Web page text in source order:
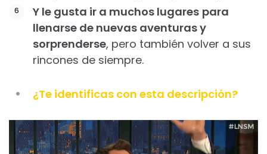
Y le gusta ir a muchos lugares para
llenarse de nuevas aventuras y
sorprenderse, pero también volver a sus
rincones de siempre.
¿Te identificas con esta descripción?